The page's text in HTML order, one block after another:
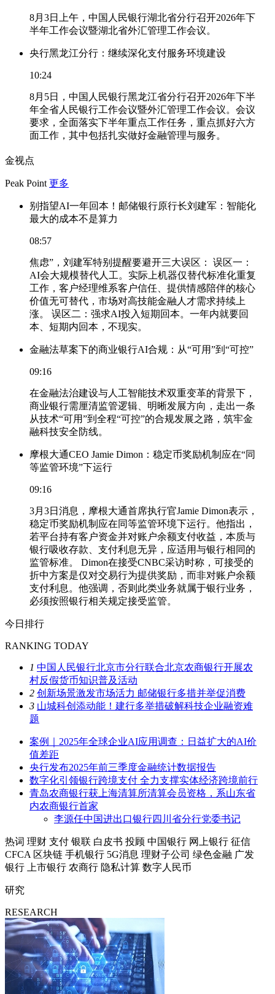
8月3日上午，中国人民银行湖北省分行召开2026年下
半年工作会议暨湖北省外汇管理工作会议。
央行黑龙江分行：继续深化支付服务环境建设
10:24
8月5日，中国人民银行黑龙江省分行召开2026年下半
年全省人民银行工作会议暨外汇管理工作会议。会议
要求，全面落实下半年重点工作任务，重点抓好六方
面工作，其中包括扎实做好金融管理与服务。
金视点
Peak Point 更多
别指望AI一年回本！邮储银行原行长刘建军：智能化
最大的成本不是算力
08:57
焦虑”，刘建军特别提醒要避开三大误区： 误区一：
AI会大规模替代人工。实际上机器仅替代标准化重复
工作，客户经理维系客户信任、提供情感陪伴的核心
价值无可替代，市场对高技能金融人才需求持续上
涨。 误区二：强求AI投入短期回本。一年内就要回
本、短期内回本，不现实。
金融法草案下的商业银行AI合规：从“可用”到“可控”
09:16
在金融法治建设与人工智能技术双重变革的背景下，
商业银行需厘清监管逻辑、明晰发展方向，走出一条
从技术“可用”到全程“可控”的合规发展之路，筑牢金
融科技安全防线。
摩根大通CEO Jamie Dimon：稳定币奖励机制应在“同
等监管环境”下运行
09:16
3月3日消息，摩根大通首席执行官Jamie Dimon表示，
稳定币奖励机制应在同等监管环境下运行。他指出，
若平台持有客户资金并对账户余额支付收益，本质与
银行吸收存款、支付利息无异，应适用与银行相同的
监管标准。 Dimon在接受CNBC采访时称，可接受的
折中方案是仅对交易行为提供奖励，而非对账户余额
支付利息。他强调，否则此类业务就属于银行业务，
必须按照银行相关规定接受监管。
今日排行
RANKING TODAY
1 中国人民银行北京市分行联合北京农商银行开展农
村反假货币知识普及活动
2 创新场景激发市场活力 邮储银行多措并举促消费
3 山城科创添动能！建行多举措破解科技企业融资难
题
案例｜2025年全球企业AI应用调查：日益扩大的AI价
值差距
央行发布2025年前三季度金融统计数据报告
数字化引领银行跨境支付 全力支撑实体经济跨境前行
青岛农商银行获上海清算所清算会员资格，系山东省
内农商银行首家
李源任中国进出口银行四川省分行党委书记
热词 理财 支付 银联 白皮书 投顾 中国银行 网上银行 征信
CFCA 区块链 手机银行 5G消息 理财子公司 绿色金融 广发
银行
上市银行 农商行 隐私计算 数字人民币
研究
RESEARCH